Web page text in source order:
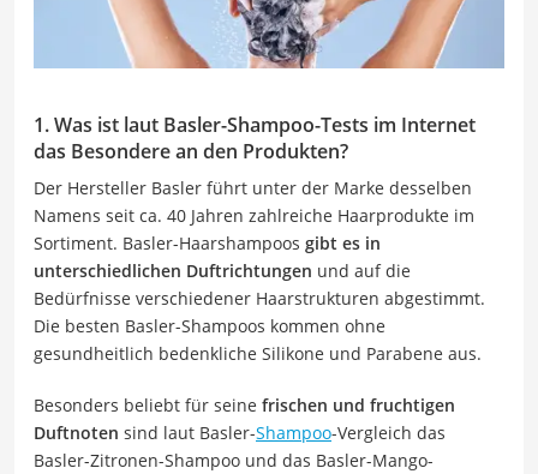
1. Was ist laut Basler-Shampoo-Tests im Internet
das Besondere an den Produkten?
Der Hersteller Basler führt unter der Marke desselben
Namens seit ca. 40 Jahren zahlreiche Haarprodukte im
Sortiment. Basler-Haarshampoos gibt es in
unterschiedlichen Duftrichtungen und auf die
Bedürfnisse verschiedener Haarstrukturen abgestimmt.
Die besten Basler-Shampoos kommen ohne
gesundheitlich bedenkliche Silikone und Parabene aus.
Besonders beliebt für seine frischen und fruchtigen
Duftnoten sind laut Basler-Shampoo-Vergleich das
Basler-Zitronen-Shampoo und das Basler-Mango-